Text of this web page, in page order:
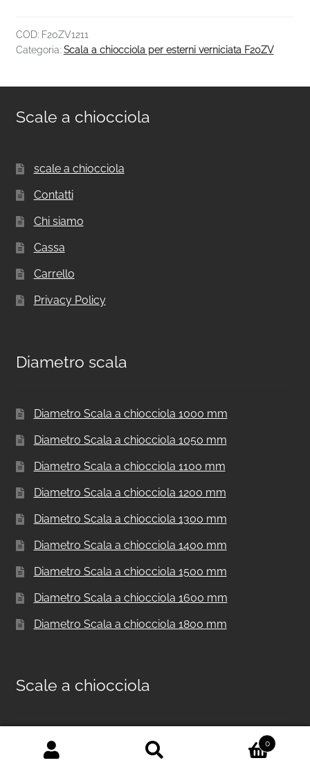
COD: F20ZV1211
Categoria: Scala a chiocciola per esterni verniciata F20ZV
Scale a chiocciola
scale a chiocciola
Contatti
Chi siamo
Cassa
Carrello
Privacy Policy
Diametro scala
Diametro Scala a chiocciola 1000 mm
Diametro Scala a chiocciola 1050 mm
Diametro Scala a chiocciola 1100 mm
Diametro Scala a chiocciola 1200 mm
Diametro Scala a chiocciola 1300 mm
Diametro Scala a chiocciola 1400 mm
Diametro Scala a chiocciola 1500 mm
Diametro Scala a chiocciola 1600 mm
Diametro Scala a chiocciola 1800 mm
Scale a chiocciola
0